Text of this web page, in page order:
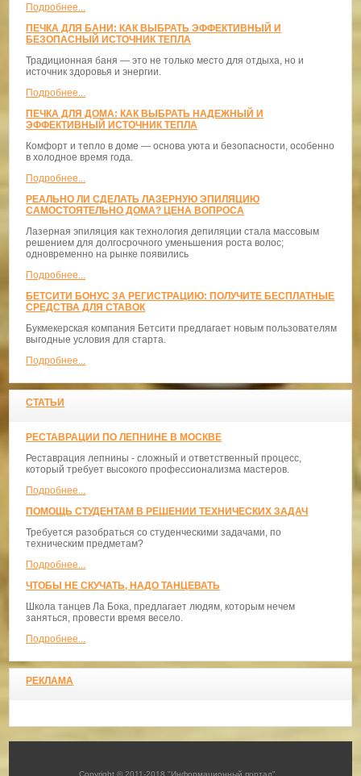
Подробнее...
ПЕЧКА ДЛЯ БАНИ: КАК ВЫБРАТЬ ЭФФЕКТИВНЫЙ И
БЕЗОПАСНЫЙ ИСТОЧНИК ТЕПЛА
Традиционная баня — это не только место для отдыха, но и
источник здоровья и энергии.
Подробнее...
ПЕЧКА ДЛЯ ДОМА: КАК ВЫБРАТЬ НАДЕЖНЫЙ И
ЭФФЕКТИВНЫЙ ИСТОЧНИК ТЕПЛА
Комфорт и тепло в доме — основа уюта и безопасности, особенно
в холодное время года.
Подробнее...
РЕАЛЬНО ЛИ СДЕЛАТЬ ЛАЗЕРНУЮ ЭПИЛЯЦИЮ
САМОСТОЯТЕЛЬНО ДОМА? ЦЕНА ВОПРОСА
Лазерная эпиляция как технология депиляции стала массовым
решением для долгосрочного уменьшения роста волос;
одновременно на рынке появились
Подробнее...
БЕТСИТИ БОНУС ЗА РЕГИСТРАЦИЮ: ПОЛУЧИТЕ БЕСПЛАТНЫЕ
СРЕДСТВА ДЛЯ СТАВОК
Букмекерская компания Бетсити предлагает новым пользователям
выгодные условия для старта.
Подробнее...
СТАТЬИ
РЕСТАВРАЦИИ ПО ЛЕПНИНЕ В МОСКВЕ
Реставрация лепнины - сложный и ответственный процесс,
который требует высокого профессионализма мастеров.
Подробнее...
ПОМОЩЬ СТУДЕНТАМ В РЕШЕНИИ ТЕХНИЧЕСКИХ ЗАДАЧ
Требуется разобраться со студенческими задачами, по
техническим предметам?
Подробнее...
ЧТОБЫ НЕ СКУЧАТЬ, НАДО ТАНЦЕВАТЬ
​Школа танцев Ла Бока, предлагает людям, которым нечем
заняться, провести время весело.
Подробнее...
РЕКЛАМА
Copyright © 2011-2018 "Информационный портал"